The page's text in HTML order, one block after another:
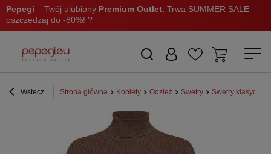
Pepegi – Twój ulubiony Premium Outlet. Trwa SUMMER SALE –
oszczędzaj do -80%! ?
Wstecz Strona główna Kobiety Odzież Swetry Swetry klasyczne